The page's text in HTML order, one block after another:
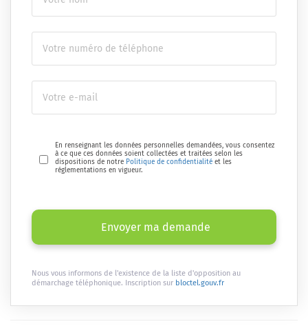
En renseignant les données personnelles demandées, vous consentez
à ce que ces données soient collectées et traitées selon les
dispositions de notre Politique de confidentialité et les
réglementations en vigueur.
Envoyer ma demande
Nous vous informons de l'existence de la liste d'opposition au
démarchage téléphonique. Inscription sur bloctel.gouv.fr